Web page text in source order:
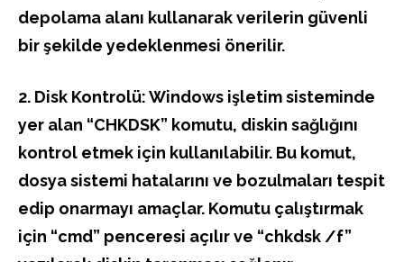
depolama alanı kullanarak verilerin güvenli
bir şekilde yedeklenmesi önerilir.
2. Disk Kontrolü: Windows işletim sisteminde
yer alan “CHKDSK” komutu, diskin sağlığını
kontrol etmek için kullanılabilir. Bu komut,
dosya sistemi hatalarını ve bozulmaları tespit
edip onarmayı amaçlar. Komutu çalıştırmak
için “cmd” penceresi açılır ve “chkdsk /f”